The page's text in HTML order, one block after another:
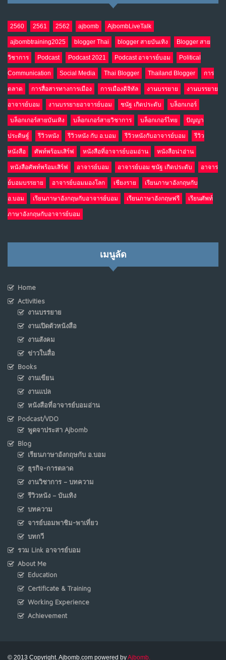
2560 2561 2562 ajbomb AjbombLiveTalk
ajbombtraining2025 blogger Thai blogger สายบันเทิง Blogger สาย
วิชาการ Podcast Podcast 2021 Podcast อาจารย์บอม Political
Communication Social Media Thai Blogger Thailand Blogger การ
ตลาด การสื่อสารทางการเมือง การเมืองดิจิทัล งานบรรยาย งานบรรยาย
อาจารย์บอม งานบรรยายอาจารย์บอม ชนัฐ เกิดประดับ บล็อกเกอร์
บล็อกเกอร์สายบันเทิง บล็อกเกอร์สายวิชาการ บล็อกเกอร์ไทย ปัญญา
ประดิษฐ์ รีวิวหนัง รีวิวหนัง กับ อ.บอม รีวิวหนังกับอาจารย์บอม รีวิว
หนังสือ ศัพท์พร้อมเสิร์ฟ หนังสือที่อาจารย์บอมอ่าน หนังสือน่าอ่าน
หนังสือศัพท์พร้อมเสิร์ฟ อาจารย์บอม อาจารย์บอม ชนัฐ เกิดประดับ อาจาร
ย์บอมบรรยาย อาจารย์บอมมองโลก เชียงราย เรียนภาษาอังกฤษกับ
อ.บอม เรียนภาษาอังกฤษกับอาจารย์บอม เรียนภาษาอังกฤษฟรี เรียนศัพท์
ภาษาอังกฤษกับอาจารย์บอม
เมนูลัด
Home
Activities
งานบรรยาย
งานเปิดตัวหนังสือ
งานสังคม
ข่าวในสื่อ
Books
งานเขียน
งานแปล
หนังสือที่อาจารย์บอมอ่าน
Podcast/VDO
พูดจาประสา Ajbomb
Blog
เรียนภาษาอังกฤษกับ อ.บอม
ธุรกิจ-การตลาด
งานวิชาการ – บทความ
รีวิวหนัง – บันเทิง
บทความ
จารย์บอมพาชิม-พาเที่ยว
บทกวี
รวม Link อาจารย์บอม
About Me
Education
Certificate & Training
Working Experience
Achievement
© 2013 Copyright. Ajbomb.com powered byAjbomb.